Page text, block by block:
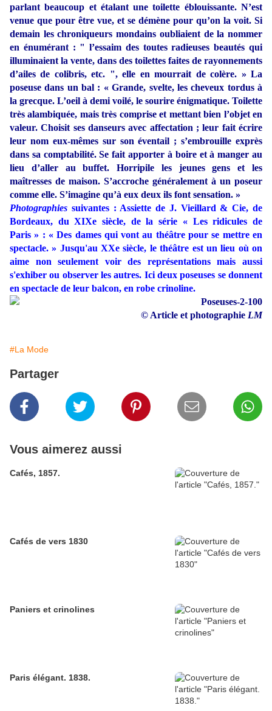
parlant beaucoup et étalant une toilette éblouissante. N’est
venue que pour être vue, et se démène pour qu’on la voit. Si
demain les chroniqueurs mondains oubliaient de la nommer
en énumérant : " l’essaim des toutes radieuses beautés qui
illuminaient la vente, dans des toilettes faites de rayonnements
d’ailes de colibris, etc. ", elle en mourrait de colère. » La
poseuse dans un bal : « Grande, svelte, les cheveux tordus à
la grecque. L’oeil à demi voilé, le sourire énigmatique. Toilette
très alambiquée, mais très comprise et mettant bien l’objet en
valeur. Choisit ses danseurs avec affectation ; leur fait écrire
leur nom eux-mêmes sur son éventail ; s’embrouille exprès
dans sa comptabilité. Se fait apporter à boire et à manger au
lieu d’aller au buffet. Horripile les jeunes gens et les
maîtresses de maison. S’accroche généralement à un poseur
comme elle. S’imagine qu’à eux deux ils font sensation. »
Photographies suivantes : Assiette de J. Vieillard & Cie, de
Bordeaux, du XIXe siècle, de la série « Les ridicules de
Paris » : « Des dames qui vont au théâtre pour se mettre en
spectacle. » Jusqu'au XXe siècle, le théâtre est un lieu où on
aime non seulement voir des représentations mais aussi
s'exhiber ou observer les autres. Ici deux poseuses se donnent
en spectacle de leur balcon, en robe crinoline.
© Article et photographie LM
#La Mode
Partager
Vous aimerez aussi
Cafés, 1857.
Cafés de vers 1830
Paniers et crinolines
Paris élégant. 1838.